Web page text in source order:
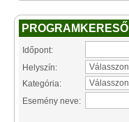
PROGRAMKERESŐ
Időpont:
Helyszín:
Kategória:
Esemény neve: